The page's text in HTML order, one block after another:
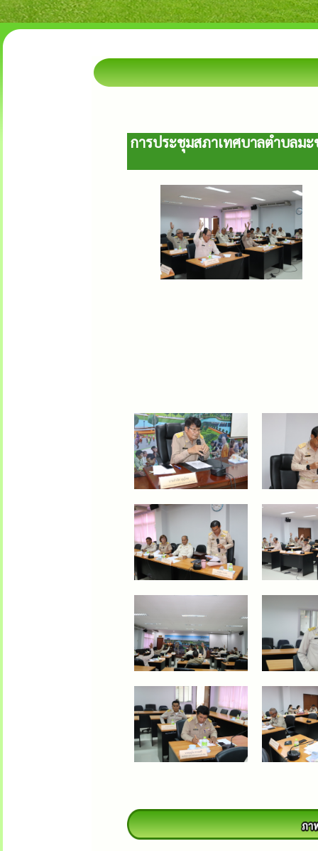
การประชุมสภาเทศบาลตำบลม